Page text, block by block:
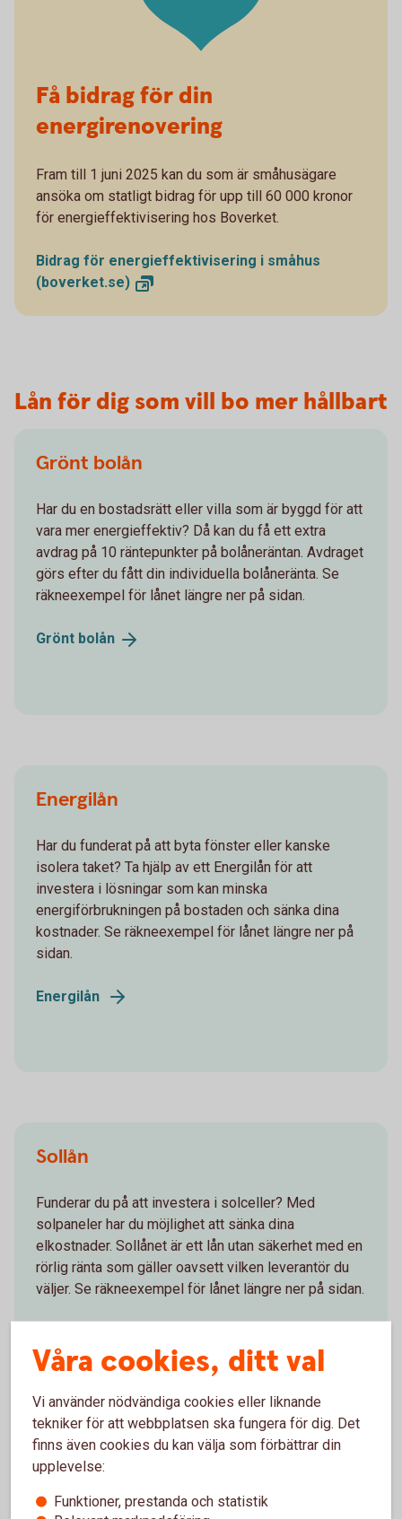
Få bidrag för din
energirenovering
Fram till 1 juni 2025 kan du som är småhusägare
ansöka om statligt bidrag för upp till 60 000 kronor
för energieffektivisering hos Boverket.
Bidrag för energieffektivisering i småhus
(boverket.se)
Lån för dig som vill bo mer hållbart
Grönt bolån
Har du en bostadsrätt eller villa som är byggd för att
vara mer energieffektiv? Då kan du få ett extra
avdrag på 10 räntepunkter på bolåneräntan. Avdraget
görs efter du fått din individuella bolåneränta. Se
räkneexempel för lånet längre ner på sidan.
Grönt bolån
Energilån
Har du funderat på att byta fönster eller kanske
isolera taket? Ta hjälp av ett Energilån för att
investera i lösningar som kan minska
energiförbrukningen på bostaden och sänka dina
kostnader. Se räkneexempel för lånet längre ner på
sidan.
Energilån
Sollån
Funderar du på att investera i solceller? Med
solpaneler har du möjlighet att sänka dina
elkostnader. Sollånet är ett lån utan säkerhet med en
rörlig ränta som gäller oavsett vilken leverantör du
väljer. Se räkneexempel för lånet längre ner på sidan.
Tips – så kan du minska din
Våra cookies, ditt val
Vi använder nödvändiga cookies eller liknande
tekniker för att webbplatsen ska fungera för dig. Det
finns även cookies du kan välja som förbättrar din
upplevelse:
Funktioner, prestanda och statistik